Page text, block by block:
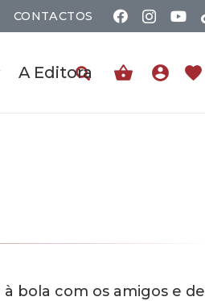
CONTACTOS
A Editora shopping_basket account_circle favorite
bola com os amigos e de